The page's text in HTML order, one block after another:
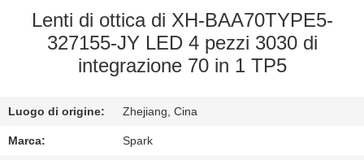
ALLA
FABBRICA
DELLA
QUALITÀ
Lenti di ottica di XH-BAA70TYPE5-
327155-JY LED 4 pezzi 3030 di
integrazione 70 in 1 TP5
Luogo di origine: Zhejiang, Cina
Marca: Spark